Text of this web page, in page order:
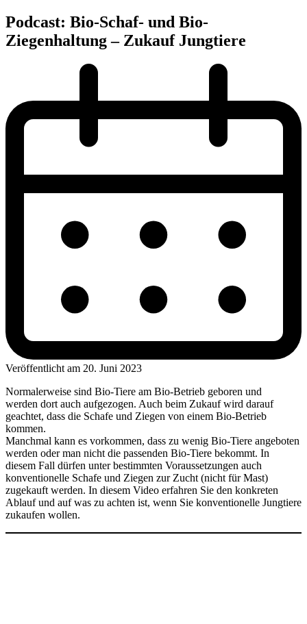
Podcast: Bio-Schaf- und Bio-
Ziegenhaltung – Zukauf Jungtiere
Veröffentlicht am 20. Juni 2023
Normalerweise sind Bio-Tiere am Bio-Betrieb geboren und
werden dort auch aufgezogen. Auch beim Zukauf wird darauf
geachtet, dass die Schafe und Ziegen von einem Bio-Betrieb
kommen.
Manchmal kann es vorkommen, dass zu wenig Bio-Tiere angeboten
werden oder man nicht die passenden Bio-Tiere bekommt. In
diesem Fall dürfen unter bestimmten Voraussetzungen auch
konventionelle Schafe und Ziegen zur Zucht (nicht für Mast)
zugekauft werden. In diesem Video erfahren Sie den konkreten
Ablauf und auf was zu achten ist, wenn Sie konventionelle Jungtiere
zukaufen wollen.